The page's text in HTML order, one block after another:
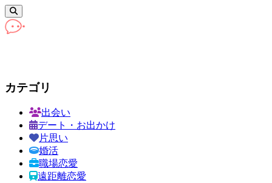
カテゴリ
出会い
デート・お出かけ
片思い
婚活
職場恋愛
遠距離恋愛